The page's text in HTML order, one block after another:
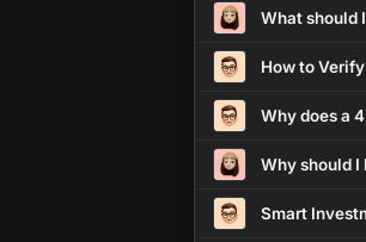
What should
How to
Why does a
Why should I
Smart